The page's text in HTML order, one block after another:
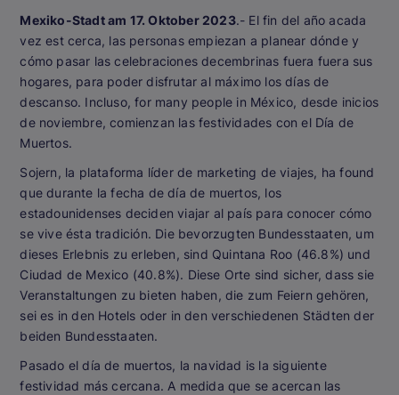
Mexiko-Stadt am 17. Oktober 2023.- El fin del año acada
vez est cerca, las personas empiezan a planear dónde y
cómo pasar las celebraciones decembrinas fuera fuera sus
hogares, para poder disfrutar al máximo los días de
descanso. Incluso, for many people in México, desde inicios
de noviembre, comienzan las festividades con el Día de
Muertos.
Sojern, la plataforma líder de marketing de viajes, ha found
que durante la fecha de día de muertos, los
estadounidenses deciden viajar al país para conocer cómo
se vive ésta tradición. Die bevorzugten Bundesstaaten, um
dieses Erlebnis zu erleben, sind Quintana Roo (46.8%) und
Ciudad de Mexico (40.8%). Diese Orte sind sicher, dass sie
Veranstaltungen zu bieten haben, die zum Feiern gehören,
sei es in den Hotels oder in den verschiedenen Städten der
beiden Bundesstaaten.
Pasado el día de muertos, la navidad is la siguiente
festividad más cercana. A medida que se acercan las